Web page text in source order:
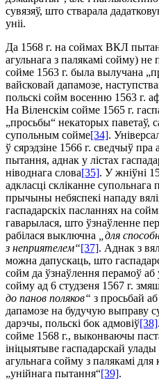
сувязяў, што стварала
уніі.
Да 1568 г. на соймах ВКЛ
агульнага з палякамі сойму)
сойме 1563 г. была вылучана
вайсковай дапамозе,
польскі сойм восенню 1563 г.
На Віленскім сойме 1565 г.
„просьбы“ некаторых паветаў,
супольным сойме[34].
ў сярэдзіне 1566 г. сведчыў пра
пытання, аднак у лістах
ніводнага слова[35]. У жніўні
адкласці скліканне супольнага
прычыны небяспекі нападу
гаспадарскіх пасланнях на
гаварылася, што ўзнаўленне
рабілася вы­ключна
„для
з не­прия­телем“[37]. Аднак з
можна дапускаць, што
сойм да ўзнаўлення перамоў аб
сойму ад 6 студзеня 1567 г.
до панов поляков“ з просьбай
дапамозе на будучую выправу
дарэчы, польскі бок адмовіў[38]
сойме 1568 г., выконваючы
ініцыятыве гаспадарскай
агульнага сойму з палякамі
„унійнага пытання“[39].